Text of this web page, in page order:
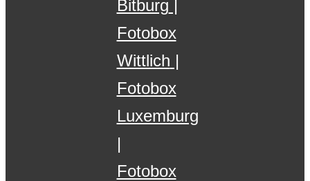
Bitburg
Fotobox
Wittlich
Fotobox
Luxemburg
Fotobox